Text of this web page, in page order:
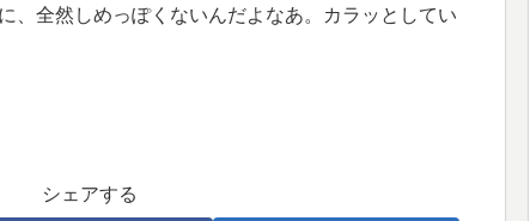
、全然しめっぽくないんだよなあ。カラッとしてい
シェアする